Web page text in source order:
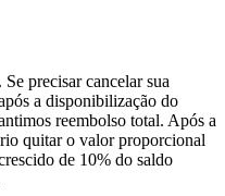
precisar cancelar sua
a disponibilização do
reembolso total. Após a
quitar o valor proporcional
de 10% do saldo